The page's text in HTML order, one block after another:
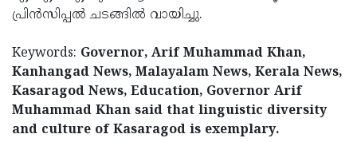
പ്രിന്‍സിപ്പല്‍ ചടങ്ങില്‍ വായിച്ചു.
Keywords: Governor, Arif Muhammad Khan,
Kanhangad News, Malayalam News, Kerala News,
Kasaragod News, Education, Governor Arif
Muhammad Khan said that linguistic diversity
and culture of Kasaragod is exemplary.